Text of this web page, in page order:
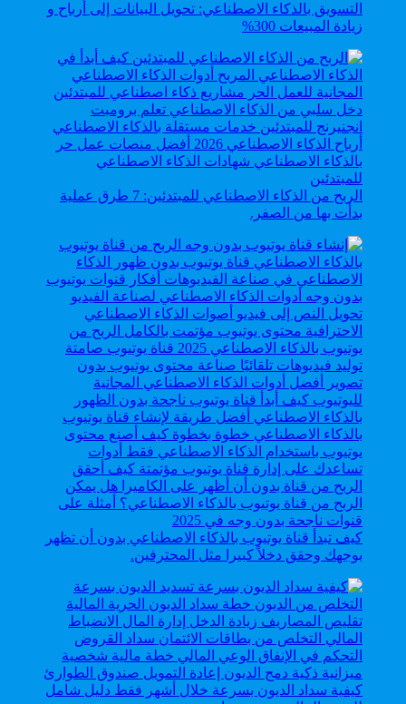
التسويق بالذكاء الاصطناعي: تحويل البيانات إلى أرباح و
زيادة المبيعات 300%
الربح من الذكاء الاصطناعي للمبتدئين: 7 طرق عملية
بدأت بها من الصفر.
كيف تبدأ قناة يوتيوب بالذكاء الاصطناعي بدون أن تظهر
بوجهك وحقق دخلاً كبيرا مثل المحترفين.
كيفية سداد الديون بسرعة خلال أشهر فقط دليل شامل